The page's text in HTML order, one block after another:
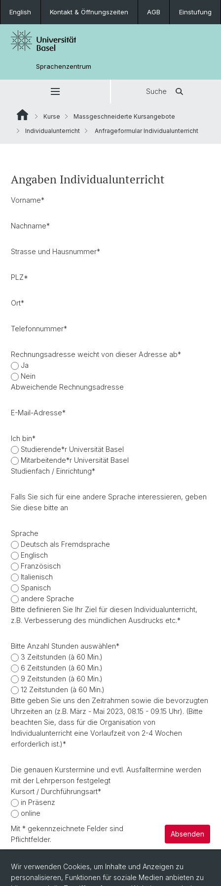
English Kontakt & Öffnungszeiten AGB Einstufung
Sprachenzentrum
Suche
Kurse
Massgeschneiderte Kursangebote
Individualunterricht
Anfrageformular Individualunterricht
Angaben Individualunterricht
Vorname*
Nachname*
Strasse und Hausnummer*
PLZ*
Ort*
Telefonnummer*
Rechnungsadresse weicht von dieser Adresse ab*
Ja
Nein
Abweichende Rechnungsadresse
E-Mail-Adresse*
Ich bin*
Studierende*r Universität Basel
Mitarbeitende*r Universität Basel
Studienfach / Einrichtung*
Falls Sie sich für eine andere Sprache interessieren, geben
Sie diese bitte an
Sprache
Deutsch als Fremdsprache
Englisch
Französisch
Italienisch
Spanisch
andere Sprache
Bitte definieren Sie Ihr Ziel für diesen Individualunterricht,
z.B. Verbesserung des mündlichen Ausdrucks etc.*
Bitte Anzahl Stunden auswählen*
3 Zeitstunden (à 60 Min.)
6 Zeitstunden (à 60 Min.)
9 Zeitstunden (à 60 Min.)
12 Zeitstunden (à 60 Min.)
Bitte geben Sie uns den Zeitrahmen sowie die bevorzugten
Uhrzeiten an (z.B. März - Mai 2023, 08.15 - 09.15 Uhr). (Bitte
beachten Sie, dass für die Organisation von
Individualunterricht eine Vorlaufzeit von 2-4 Wochen
erforderlich ist.)*
Die genauen Kurstermine und evtl. Ausfalltermine werden
mit der Lehrperson festgelegt
Kursort / Durchführungsart*
in Präsenz
online
Mit * gekennzeichnete Felder sind
Pflichtfelder.
Absenden
Wir verwenden Cookies, um Inhalte und Anzeigen zu
personalisieren, Funktionen für soziale Medien anbieten zu